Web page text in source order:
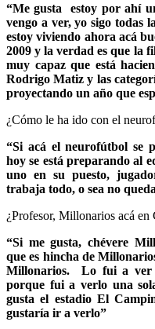
“Me gusta estoy por ahí
vengo a ver, yo sigo todas
estoy viviendo ahora acá
2009 y la verdad es que la
muy capaz que está
Rodrigo Matiz y las
proyectando un año que
¿Cómo le ha ido con el
“Si acá el neurofútbol se
hoy se está preparando al
uno en su puesto,
trabaja todo, o sea no
¿Profesor, Millonarios acá en
“Si me gusta, chévere
que es hincha de
Millonarios. Lo fui a ver
porque fui a verlo una
gusta el estadio El
gustaría ir a verlo”